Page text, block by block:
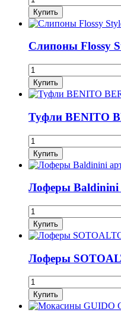
Слипоны Flossy
Туфли BENITO
Лоферы Baldinini
Лоферы